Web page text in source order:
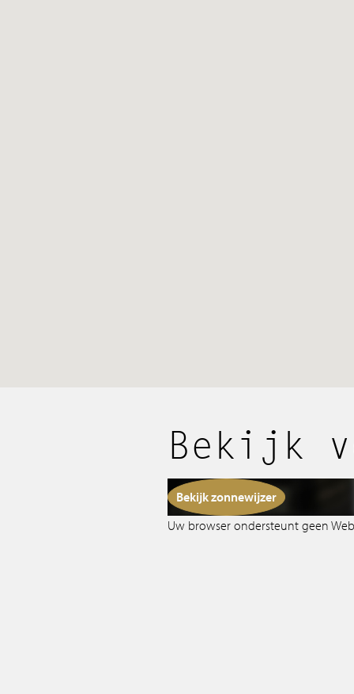
ContactBekijk
Bekijk zonnewijzer
Uw browser ondersteunt geen